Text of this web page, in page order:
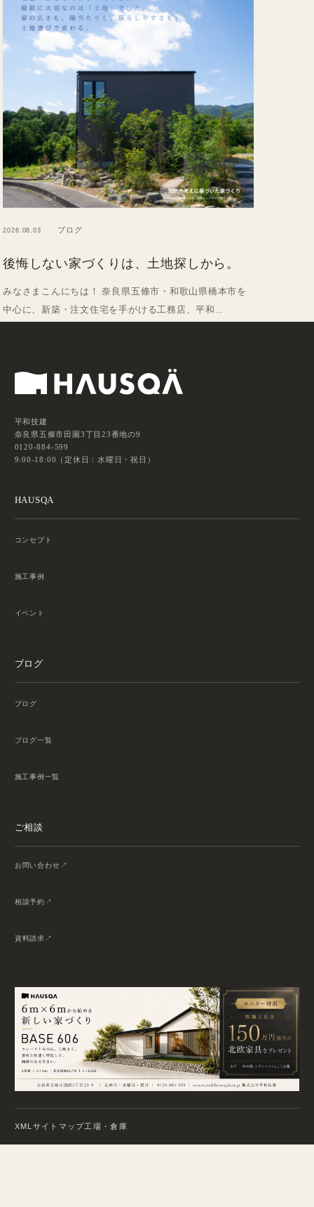
2026.08.03 ブログ
後悔しない家づくりは、土地探しから。
みなさまこんにちは！ 奈良県五條市・和歌山県橋本市を
中心に、新築・注文住宅を手がける工務店、平和...
平和技建
奈良県五條市田園3丁目23番地の9
0120-884-599
9:00-18:00（定休日：水曜日・祝日）
HAUSQA
コンセプト
施工事例
イベント
ブログ
ブログ
ブログ一覧
施工事例一覧
ご相談
お問い合わせ
相談予約
資料請求
XMLサイトマップ工場・倉庫